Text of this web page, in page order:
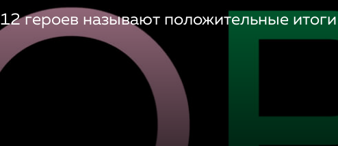
12 героев называют положительные